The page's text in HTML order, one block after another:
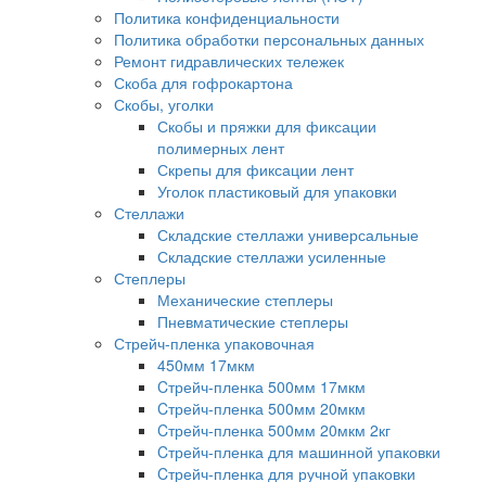
Политика конфиденциальности
Политика обработки персональных данных
Ремонт гидравлических тележек
Скоба для гофрокартона
Скобы, уголки
Скобы и пряжки для фиксации
полимерных лент
Скрепы для фиксации лент
Уголок пластиковый для упаковки
Стеллажи
Складские стеллажи универсальные
Складские стеллажи усиленные
Степлеры
Механические степлеры
Пневматические степлеры
Стрейч-пленка упаковочная
450мм 17мкм
Cтрейч-пленка 500мм 17мкм
Cтрейч-пленка 500мм 20мкм
Cтрейч-пленка 500мм 20мкм 2кг
Cтрейч-пленка для машинной упаковки
Cтрейч-пленка для ручной упаковки